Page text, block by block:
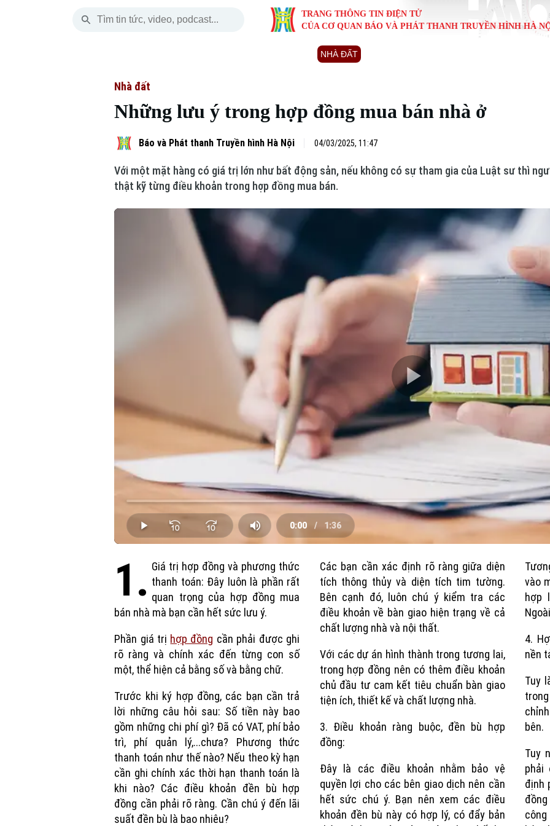
TRANG THÔNG TIN ĐIỆN TỬ
CỦA CƠ QUAN BÁO VÀ PHÁT THANH TRUYỀN HÌNH HÀ
Chính trị
Xã hội
An ninh trật tự
Người Hà Nội
Khoảnh khắc Hà Nội
Ẩm thực
Quân sự
Hồ sơ
Người Việt 4 phương
Cafe sáng
Tài chính Ngân hàng
Doanh nghiệp
NHÀ ĐẤT
Đầu tư
Căn hộ
Đất đai
Tàu
Xe máy
Thị trường
Tuyển sinh Làng nghề
Nhà đất
Những lưu ý trong hợp đồng mua bán nhà ở
Báo và Phát thanh Truyền hình Hà Nội 04/03/2025, 11:47
Với một mặt hàng có giá trị lớn như bất động sản, nếu không có sự tham gia của Luật sư thì
thật kỹ từng điều khoản trong hợp đồng mua bán.
Play
Video
Loaded:
0.00%
Play Mute
Current
Time
0:00
/
Duration
1:36
1. Giá trị hợp đồng và phương thức
thanh toán: Đây luôn là phần rất
quan trọng của hợp đồng mua
bán nhà mà bạn cần hết sức lưu ý.
Phần giá trị hợp đồng cần phải được ghi
rõ ràng và chính xác đến từng con số
một, thể hiện cả bằng số và bằng chữ.
Trước khi ký hợp đồng, các bạn cần trả
lời những câu hỏi sau: Số tiền này bao
gồm những chi phí gì? Đã có VAT, phí bảo
trì, phí quản lý,...chưa? Phương thức
thanh toán như thế nào? Nếu theo kỳ hạn
cần ghi chính xác thời hạn thanh toán là
khi nào? Các điều khoản đền bù hợp
đồng cần phải rõ ràng. Cần chú ý đến lãi
suất đền bù là bao nhiêu?
Các bạn cần xác định rõ ràng giữa diện
tích thông thủy và diện tích tim tường.
Bên cạnh đó, luôn chú ý kiểm tra các
điều khoản về bàn giao hiện trạng về cả
chất lượng nhà và nội thất.
Với các dự án hình thành trong tương lai,
trong hợp đồng nên có thêm điều khoản
chủ đầu tư cam kết tiêu chuẩn bàn giao
tiện ích, thiết kế và chất lượng nhà.
3. Điều khoản ràng buộc, đền bù hợp
đồng:
Đây là các điều khoản nhằm bảo vệ
quyền lợi cho các bên giao dịch nên cần
hết sức chú ý. Bạn nên xem các điều
khoản đền bù này có hợp lý, có đẩy bản
vào
hợp
4.
nền
Tuy
bên.
Tuy
phải
định